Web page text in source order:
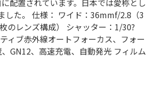
配置されています。日本では愛称とし
した。 仕様： ワイド：36mmf/2.8（3
のレンズ構成） シャッター：1/30?
ィブ赤外線オートフォーカス、フォー
GN12、高速充電、自動発光 フィルム